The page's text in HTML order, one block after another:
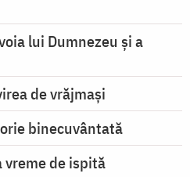
lui Dumnezeu şi a
de vrăjmași
binecuvântată
vreme de ispită